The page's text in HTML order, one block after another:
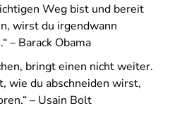
Weg bist und bereit
wirst du irgendwann
– Barack Obama
bringt einen nicht weiter.
wie du abschneiden wirst,
– Usain Bolt